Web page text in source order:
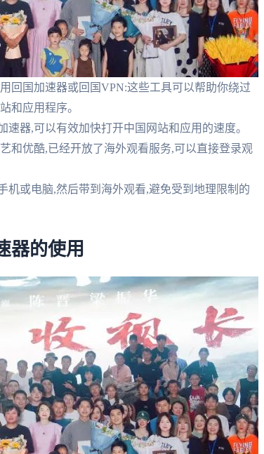
回国加速器或回国VPN:这些工具可以帮助你绕过
和应用程序。
器,可以有效加快打开中国网站和应用的速度。
和优酷,已经开放了海外观看服务,可以直接登录观
机或电脑,然后带到海外观看,避免受到地理限制的
器的使用